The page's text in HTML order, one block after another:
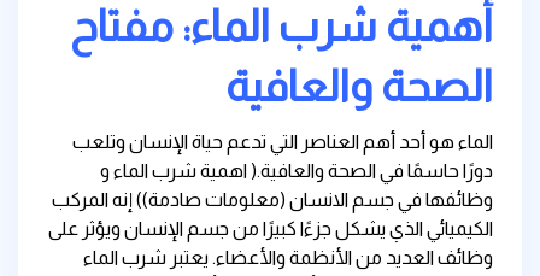
أهمية شرب الماء: مفتاح
الصحة والعافية
الماء هو أحد أهم العناصر التي تدعم حياة الإنسان وتلعب
دورًا حاسمًا في الصحة والعافية.( اهمية شرب الماء و
وظائفها في جسم الانسان (معلومات صادمة)) إنه المركب
الكيميائي الذي يشكل جزءًا كبيرًا من جسم الإنسان ويؤثر على
وظائف العديد من الأنظمة والأعضاء. يعتبر شرب الماء